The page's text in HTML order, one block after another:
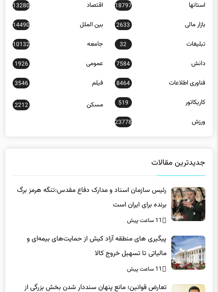
استانها 18797 اقتصاد 13280
بازار مالی 2633 بین الملل 14490
تبلیغات 32 جامعه 10132
دانش 7584 عمومی 1926
فناوری اطلاعات 8464 فیلم 3546
کاریکاتور 519 مسکن 2212
ورزش 23778
جدیدترین مقالات
رئیس سازمان اسناد و مدارک دفاع مقدس:تنگه هرمز برگ
برنده برای ایران است
11 ساعت پیش
پیگیری های منطقه آزاد کیش از حمایت‌های بیمه‌ای و
مالیاتی تا تسهیل خروج کالا
11 ساعت پیش
تعارض قوانین؛ مانع پنهان سنددار شدن بخش بزرگی از